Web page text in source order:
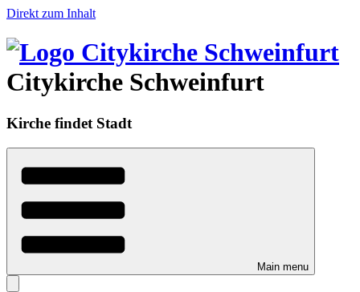
Direkt zum Inhalt
Citykirche Schweinfurt
Kirche findet Stadt
Main menu